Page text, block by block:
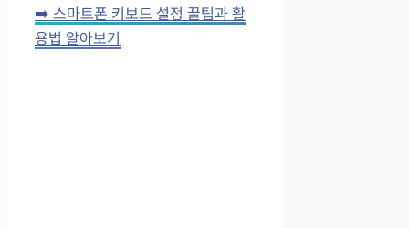
➡️ 스마트폰 키보드 설정 꿀팁과 활
용법 알아보기